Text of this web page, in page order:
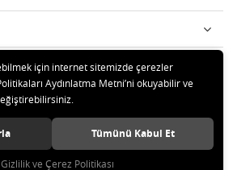
Tüm hakları saklıdır.
için internet sitemizde çerezler
Aydınlatma Metni’ni okuyabilir ve
Tümünü Kabul Et
Gizlilik ve Çerez Politikası